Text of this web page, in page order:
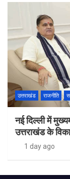
उत्तराखंड राजनीति
नई दिल्ली में
उत्तराखंड के
1 day ago